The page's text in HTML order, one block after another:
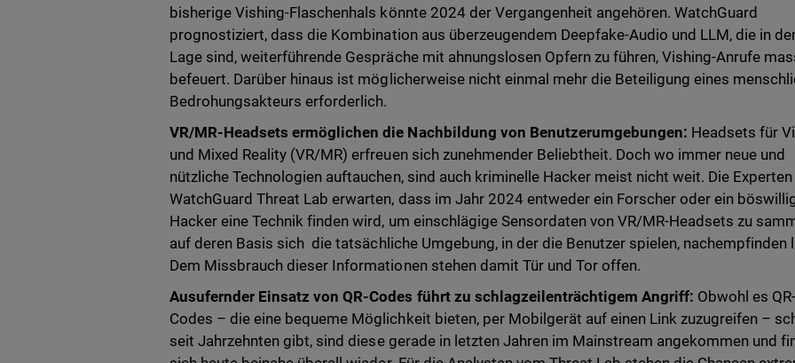
bisherige Vishing-Flaschenhals könnte 2024 der Vergangenheit angehören. WatchGuard
prognostiziert, dass die Kombination aus überzeugendem Deepfake-Audio und LLM, die in
Lage sind, weiterführende Gespräche mit ahnungslosen Opfern zu führen, Vishing-Anrufe
befeuert. Darüber hinaus ist möglicherweise nicht einmal mehr die Beteiligung eines
Bedrohungsakteurs erforderlich.
VR/MR-Headsets ermöglichen die Nachbildung von Benutzerumgebungen: Headsets für
und Mixed Reality (VR/MR) erfreuen sich zunehmender Beliebtheit. Doch wo immer neue und
nützliche Technologien auftauchen, sind auch kriminelle Hacker meist nicht weit. Die
WatchGuard Threat Lab erwarten, dass im Jahr 2024 entweder ein Forscher oder ein
Hacker eine Technik finden wird, um einschlägige Sensordaten von VR/MR-Headsets zu
auf deren Basis sich die tatsächliche Umgebung, in der die Benutzer spielen, nachempfinden
Dem Missbrauch dieser Informationen stehen damit Tür und Tor offen.
Ausufernder Einsatz von QR-Codes führt zu schlagzeilenträchtigem Angriff: Obwohl es QR-
Codes – die eine bequeme Möglichkeit bieten, per Mobilgerät auf einen Link zuzugreifen –
seit Jahrzehnten gibt, sind diese gerade in letzten Jahren im Mainstream angekommen und